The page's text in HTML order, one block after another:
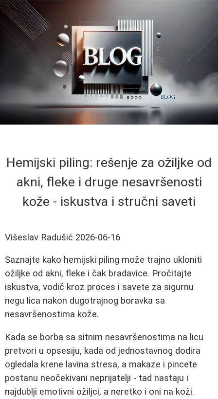
Hemijski piling: rešenje za ožiljke od
akni, fleke i druge nesavršenosti
kože - iskustva i stručni saveti
Višeslav Radušić 2026-06-16
Saznajte kako hemijski piling može trajno ukloniti
ožiljke od akni, fleke i čak bradavice. Pročitajte
iskustva, vodič kroz proces i savete za sigurnu
negu lica nakon dugotrajnog boravka sa
nesavršenostima kože.
Kada se borba sa sitnim nesavršenostima na licu
pretvori u opsesiju, kada od jednostavnog dodira
ogledala krene lavina stresa, a makaze i pincete
postanu neočekivani neprijatelji - tad nastaju i
najdublji emotivni ožiljci, a neretko i oni na koži.